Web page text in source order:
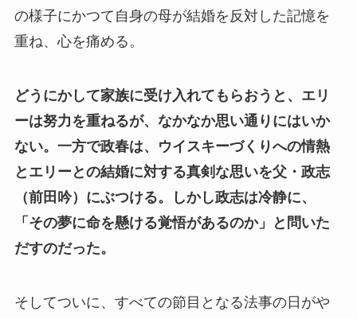
の様子にかつて自身の母が結婚を反対した記憶を
重ね、心を痛める。
どうにかして家族に受け入れてもらおうと、エリ
ーは努力を重ねるが、なかなか思い通りにはいか
ない。一方で政春は、ウイスキーづくりへの情熱
とエリーとの結婚に対する真剣な思いを父・政志
（前田吟）にぶつける。しかし政志は冷静に、
「その夢に命を懸ける覚悟があるのか」と問いた
だすのだった。
そしてついに、すべての節目となる法事の日がや